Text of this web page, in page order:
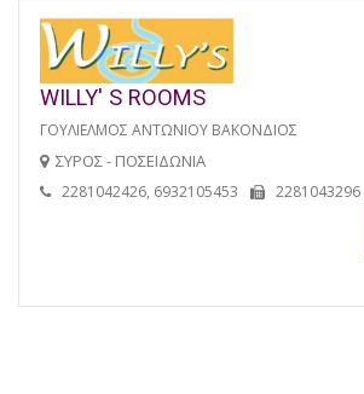
WILLY' S ROOMS
ΓΟΥΛΙΕΛΜΟΣ ΑΝΤΩΝΙΟΥ ΒΑΚΟΝΔΙΟΣ
ΣΥΡΟΣ - ΠΟΣΕΙΔΩΝΙΑ
2281042426, 6932105453 2281043296